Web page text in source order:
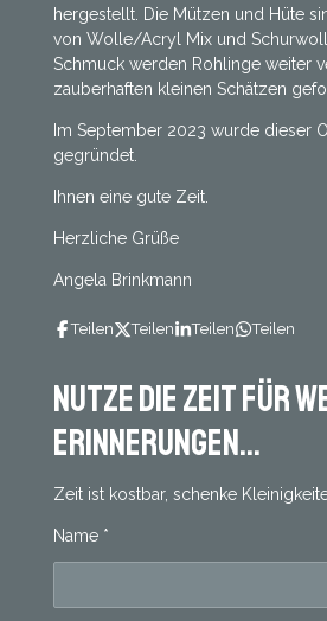
hergestellt. Die Mützen und Hüte
von Wolle/Acryl Mix und
Schmuck werden Rohlinge weiter
zauberhaften kleinen Schätzen
Im September 2023 wurde dieser
gegründet.
Ihnen eine gute Zeit.
Herzliche Grüße
Angela Brinkmann
Teilen Teilen Teilen Teilen
Nutze die Zeit für
Erinnerungen...
Zeit ist kostbar, schenke
Name *